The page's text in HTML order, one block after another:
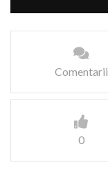
Comentarii
0